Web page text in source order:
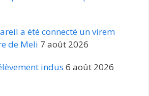
a été connecté un virem
de Meli 7 août 2026
indus 6 août 2026